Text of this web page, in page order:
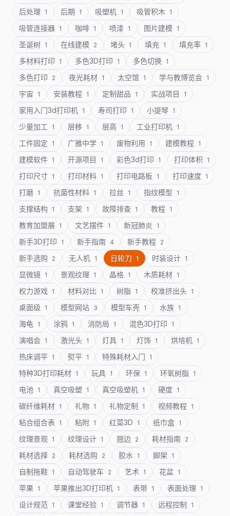
后处理 1 后期 1 吸塑机 1 吸管积木 1
吸管连接器 1 咖啡 1 喷漆 1 图片建模 1
圣诞树 1 在线建模 2 堵头 1 填充 1 填充率 1
多材料打印 1 多色3D打印 1 多色切换 1
多色打印 2 夜光耗材 1 太空馆 1 学与教博览会 1
宇宙 1 安装教程 1 定制甜品 1 实战项目 1
家用入门3d打印机 1 寿司打印 1 小提琴 1
少量加工 1 层移 1 层高 1 工业打印机 1
工件固定 1 广雅中学 1 废物利用 1 建模教程 1
建模软件 1 开源项目 1 彩色3d打印 1 打印体积 1
打印尺寸 1 打印材料 1 打印电路板 1 打印速度 1
打磨 1 抗菌性材料 1 拉丝 1 指纹模型 1
支撑结构 1 支架 1 故障排查 1 教程 1
教育加盟展 1 文艺摆件 1 新冠肺炎 1
新手3D打印 1 新手指南 4 新手教程 2
新手选购 2 无人机 1 日轮刀 1 时装设计 1
显微镜 1 景观纹理 1 晶格 1 木质耗材 1
权力游戏 1 材料对比 1 树脂 1 校准挤出头 1
桌面级 1 模型网站 3 模型车壳 1 水族 1
海龟 1 涂鸦 1 消防局 1 混色3D打印 1
演唱会 1 激光头 1 灯具 1 灯饰 1 烘培机 1
热床调平 1 熨平 1 特殊耗材入门 1
特种3D打印耗材 1 玩具 1 环保 1 环氧树脂 1
电池 1 真空吸塑 1 真空吸塑机 1 硬度 1
碳纤维耗材 1 礼物 1 礼物定制 1 视频教程 1
粘合组合表 1 粘附 1 红菜3D 1 纸巾盒 1
纹理景观 1 纹理设计 1 翘边 2 耗材指南 2
耗材选择 2 耗材选购 2 胶水 1 脚架 1
自制拖鞋 1 自动驾驶车 2 艺术 1 花盆 1
苹果 1 苹果推出3D打印机 1 表带 1 表面处理 1
设计规范 1 课堂经验 1 调节器 1 远程控制 1